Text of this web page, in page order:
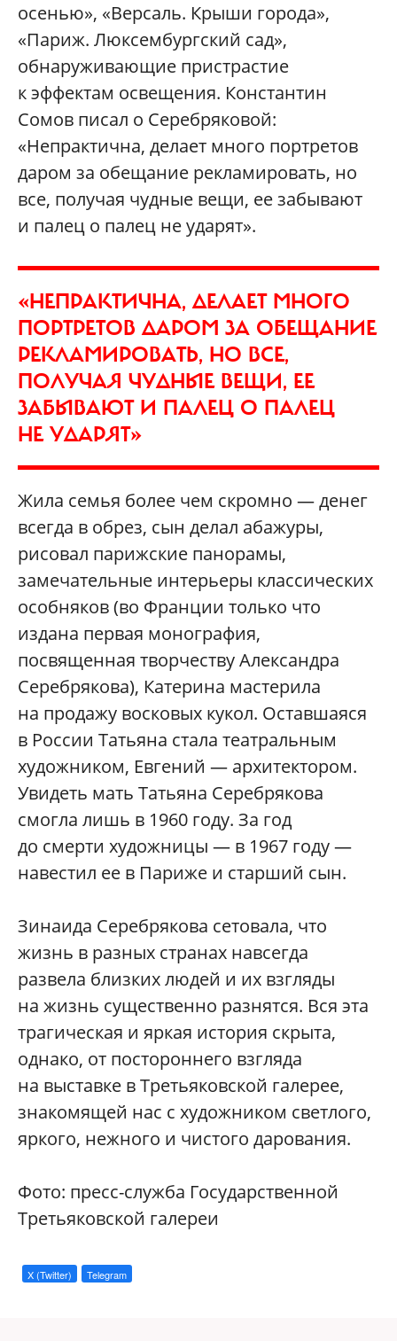
осенью», «Версаль. Крыши города»,
«Париж. Люксембургский сад»,
обнаруживающие пристрастие
к эффектам освещения. Константин
Сомов писал о Серебряковой:
«Непрактична, делает много портретов
даром за обещание рекламировать, но
все, получая чудные вещи, ее забывают
и палец о палец не ударят».
«НЕПРАКТИЧНА, ДЕЛАЕТ МНОГО
ПОРТРЕТОВ ДАРОМ ЗА ОБЕЩАНИЕ
РЕКЛАМИРОВАТЬ, НО ВСЕ,
ПОЛУЧАЯ ЧУДНЫЕ ВЕЩИ, ЕЕ
ЗАБЫВАЮТ И ПАЛЕЦ О ПАЛЕЦ
НЕ УДАРЯТ»
Жила семья более чем скромно — денег
всегда в обрез, сын делал абажуры,
рисовал парижские панорамы,
замечательные интерьеры классических
особняков (во Франции только что
издана первая монография,
посвященная творчеству Александра
Серебрякова), Катерина мастерила
на продажу восковых кукол. Оставшаяся
в России Татьяна стала театральным
художником, Евгений — архитектором.
Увидеть мать Татьяна Серебрякова
смогла лишь в 1960 году. За год
до смерти художницы — в 1967 году —
навестил ее в Париже и старший сын.
Зинаида Серебрякова сетовала, что
жизнь в разных странах навсегда
развела близких людей и их взгляды
на жизнь существенно разнятся. Вся эта
трагическая и яркая история скрыта,
однако, от постороннего взгляда
на выставке в Третьяковской галерее,
знакомящей нас с художником светлого,
яркого, нежного и чистого дарования.
Фото: пресс-служба Государственной
Третьяковской галереи
X (Twitter) Telegram